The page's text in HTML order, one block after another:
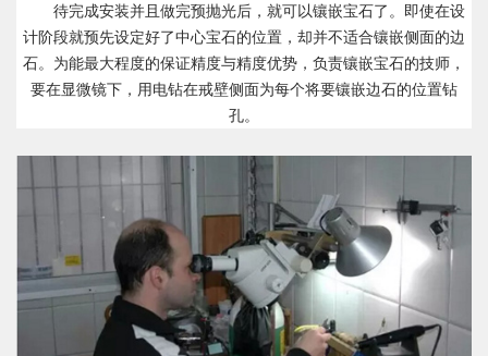
待完成安装并且做完预抛光后，就可以镶嵌宝石了。即使在设
计阶段就预先设定好了中心宝石的位置，却并不适合镶嵌侧面的边
石。为能最大程度的保证精度与精度优势，负责镶嵌宝石的技师，
要在显微镜下，用电钻在戒壁侧面为每个将要镶嵌边石的位置钻
孔。